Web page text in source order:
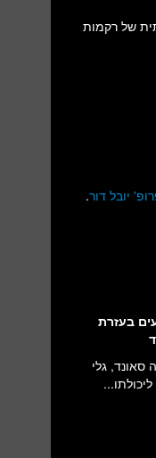
של רקמות
יובל דור.
בעזרת
סאונד, גלי